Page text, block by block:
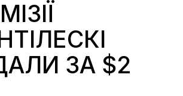
ЗА $2